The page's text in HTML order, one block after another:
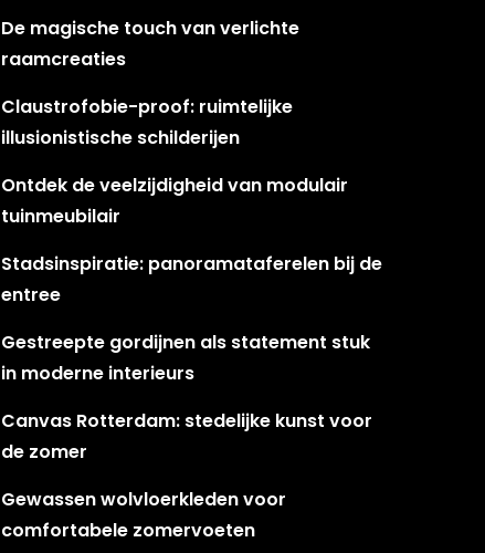
De magische touch van verlichte
raamcreaties
Claustrofobie-proof: ruimtelijke
illusionistische schilderijen
Ontdek de veelzijdigheid van modulair
tuinmeubilair
Stadsinspiratie: panoramataferelen bij de
entree
Gestreepte gordijnen als statement stuk
in moderne interieurs
Canvas Rotterdam: stedelijke kunst voor
de zomer
Gewassen wolvloerkleden voor
comfortabele zomervoeten